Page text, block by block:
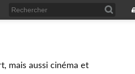
mais aussi cinéma et